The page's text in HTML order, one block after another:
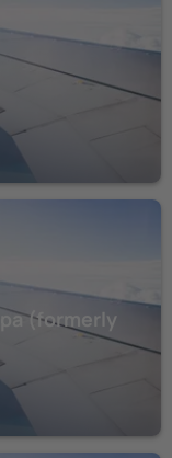
(formerly